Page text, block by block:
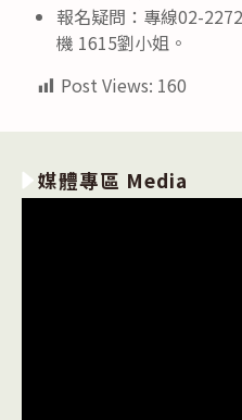
報名疑問：專線02-
機 1615劉小姐。
Post Views: 160
媒體專區 Media